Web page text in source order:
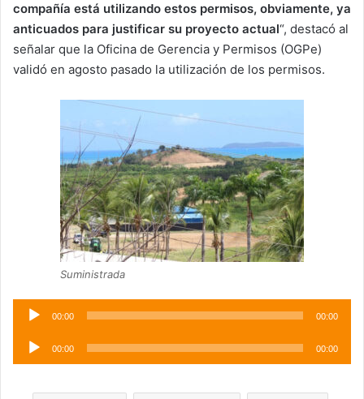
compañía está utilizando estos permisos, obviamente, ya
anticuados para justificar su proyecto actual“, destacó al
señalar que la Oficina de Gerencia y Permisos (OGPe)
validó en agosto pasado la utilización de los permisos.
Suministrada
Audio
00:00 00:00
Audio
Player
00:00 00:00